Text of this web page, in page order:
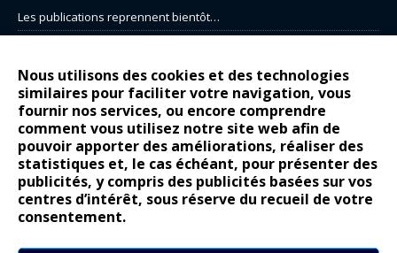
Nous utilisons des cookies et des technologies
similaires pour faciliter votre navigation, vous
fournir nos services, ou encore comprendre
comment vous utilisez notre site web afin de
pouvoir apporter des améliorations, réaliser des
statistiques et, le cas échéant, pour présenter des
publicités, y compris des publicités basées sur vos
centres d’intérêt, sous réserve du recueil de votre
consentement.
Les publications reprennent bientôt…
14 juillet : nouveau film de marque pour Citroën
Renault Espace : voyage, voyage…
Peugeot E-208 GTi : naissance d’une légende
COMMENTAIRES RÉCENTS
Bernard DardartdansDacia Sandero : pour les gens vrais